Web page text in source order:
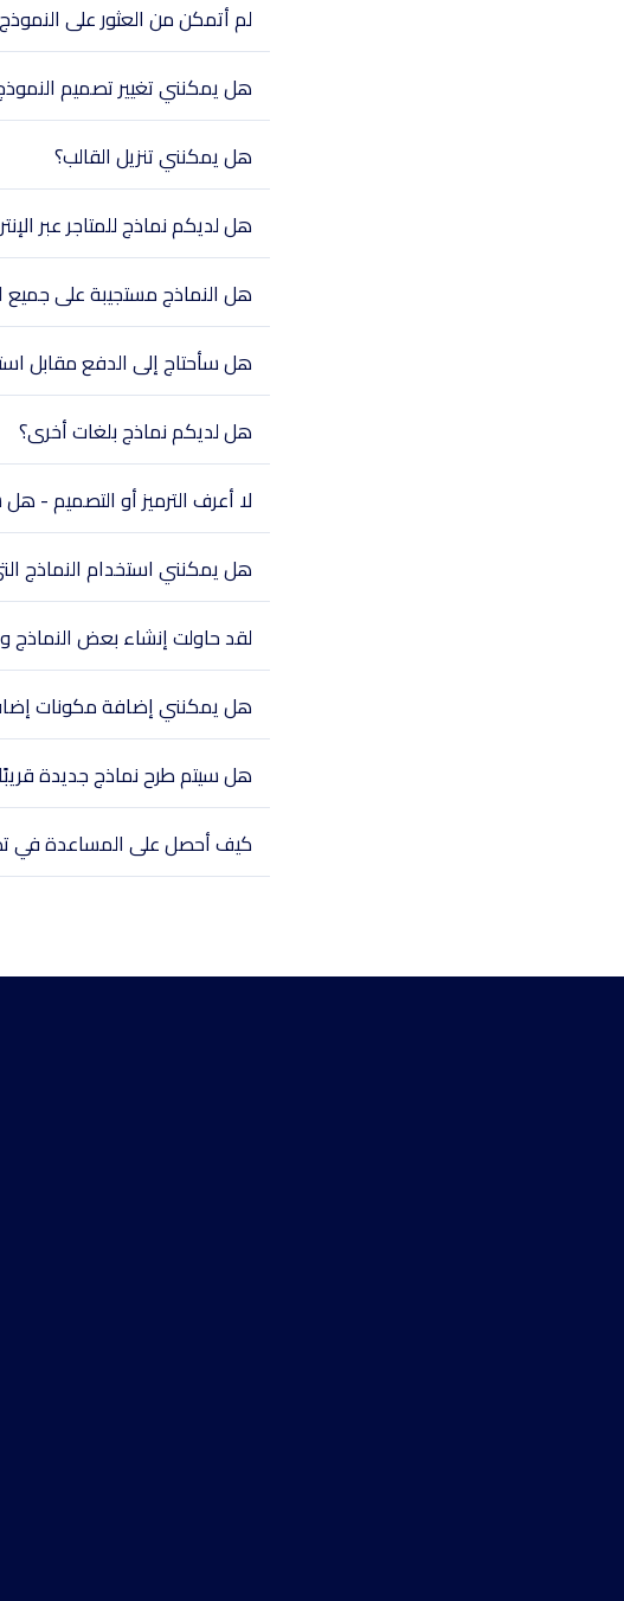
لم أتمكن من العثور على
هل يمكنني تغيير تصميم
هل يمكنني تنزيل القالب؟
هل لديكم نماذج للمتاجر عبر
هل النماذج مستجيبة على جميع
هل سأحتاج إلى الدفع مقابل
هل لديكم نماذج بلغات أخرى؟
لا أعرف الترميز أو التصميم -
هل يمكنني استخدام النماذج
لقد حاولت إنشاء بعض النماذج
هل يمكنني إضافة مكونات
هل سيتم طرح نماذج جديدة
كيف أحصل على المساعدة في